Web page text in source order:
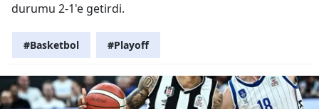
durumu 2-1'e getirdi.
#Basketbol #Playoff